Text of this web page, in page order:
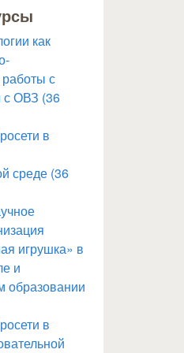
как
работы с
с ОВЗ (36
в
среде (36
игрушка» в
и
образовании
в